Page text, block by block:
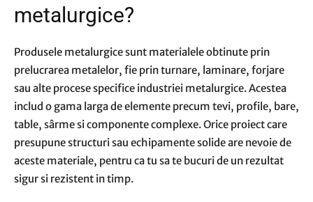
metalurgice?
Produsele metalurgice sunt materialele obtinute prin
prelucrarea metalelor, fie prin turnare, laminare, forjare
sau alte procese specifice industriei metalurgice. Acestea
includ o gama larga de elemente precum tevi, profile, bare,
table, sârme si componente complexe. Orice proiect care
presupune structuri sau echipamente solide are nevoie de
aceste materiale, pentru ca tu sa te bucuri de un rezultat
sigur si rezistent in timp.